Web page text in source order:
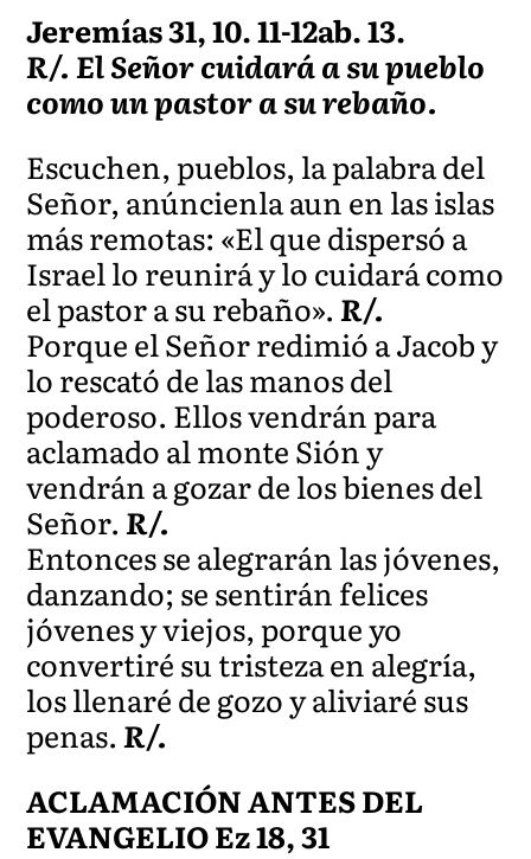
Jeremías 31, 10. 11-12ab. 13.
R/. El Señor cuidará a su pueblo
como un pastor a su rebaño.
Escuchen, pueblos, la palabra del
Señor, anúncienla aun en las islas
más remotas: «El que dispersó a
Israel lo reunirá y lo cuidará como
el pastor a su rebaño».R/.
Porque el Señor redimió a Jacob y
lo rescató de las manos del
poderoso. Ellos vendrán para
aclamado al monte Sión y
vendrán a gozar de los bienes del
Señor.R/.
Entonces se alegrarán las jóvenes,
danzando; se sentirán felices
jóvenes y viejos, porque yo
convertiré su tristeza en alegría,
los llenaré de gozo y aliviaré sus
penas.R/.
ACLAMACIÓN ANTES DEL
EVANGELIO Ez 18, 31